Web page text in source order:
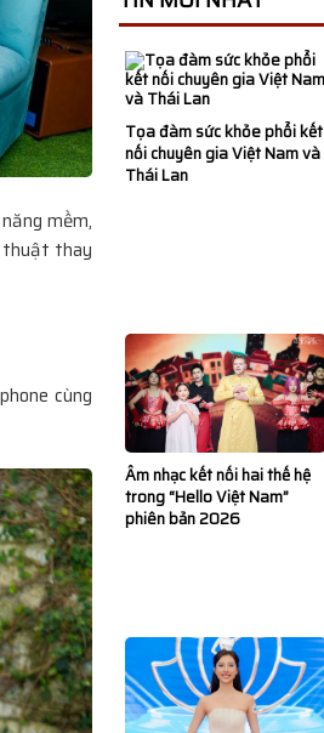
mềm,
thuật thay
cùng
Tọa đàm sức khỏe phổi kết
nối chuyên gia Việt Nam và
Thái Lan
Âm nhạc kết nối hai thế hệ
trong “Hello Việt Nam”
phiên bản 2026